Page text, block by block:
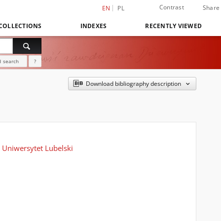
EN PL Contrast Share
INDEXES RECENTLY VIEWED
search ?
Download bibliography description
Lubelski